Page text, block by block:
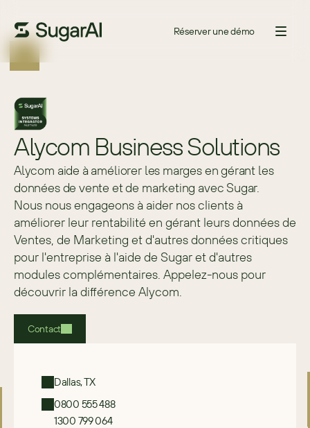
Réserver une démo
Alycom Business Solutions
Alycom aide à améliorer les marges en gérant les
données de vente et de marketing avec Sugar.
Nous nous engageons à aider nos clients à
améliorer leur rentabilité en gérant leurs données de
Ventes, de Marketing et d'autres données critiques
pour l'entreprise à l'aide de Sugar et d'autres
modules complémentaires. Appelez-nous pour
découvrir la différence Alycom.
Contact
Dallas, TX
0800 555 488
1300 799 064